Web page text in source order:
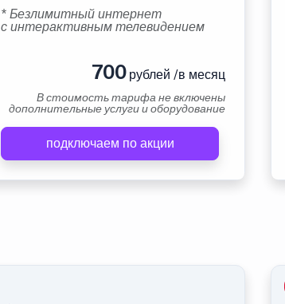
* Безлимитный интернет
с интерактивным телевидением
700рублей /в месяц
В стоимость тарифа не включены
дополнительные услуги и оборудование
подключаем по акции